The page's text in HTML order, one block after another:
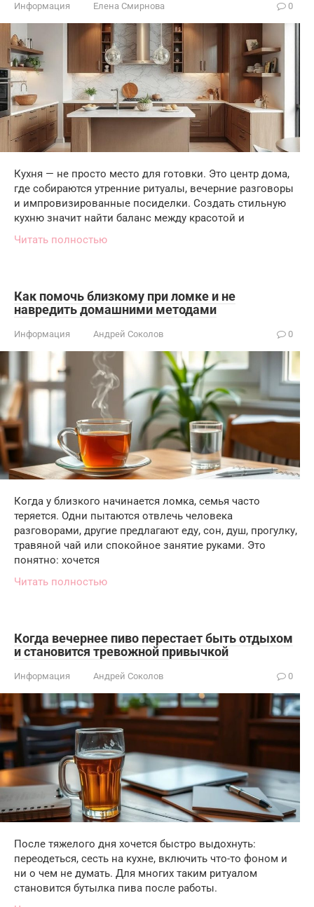
Информация Елена Смирнова 0
Кухня — не просто место для готовки. Это центр дома,
где собираются утренние ритуалы, вечерние разговоры
и импровизированные посиделки. Создать стильную
кухню значит найти баланс между красотой и
Читать полностью
Как помочь близкому при ломке и не
навредить домашними методами
Информация Андрей Соколов 0
Когда у близкого начинается ломка, семья часто
теряется. Одни пытаются отвлечь человека
разговорами, другие предлагают еду, сон, душ, прогулку,
травяной чай или спокойное занятие руками. Это
понятно: хочется
Читать полностью
Когда вечернее пиво перестает быть отдыхом
и становится тревожной привычкой
Информация Андрей Соколов 0
После тяжелого дня хочется быстро выдохнуть:
переодеться, сесть на кухне, включить что-то фоном и
ни о чем не думать. Для многих таким ритуалом
становится бутылка пива после работы.